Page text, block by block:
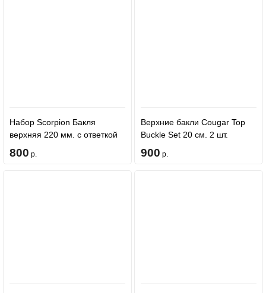
Набор Scorpion Бакля
верхняя 220 мм. с ответкой
800 р.
Верхние бакли Cougar Top
Buckle Set 20 см. 2 шт.
Черные
900 р.